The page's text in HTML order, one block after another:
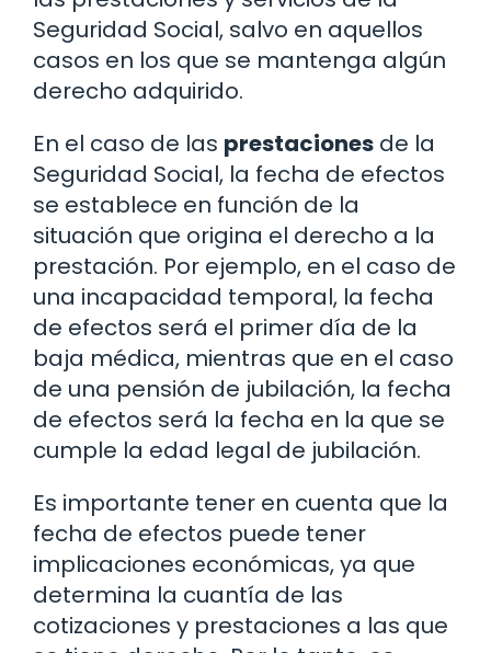
Seguridad Social, salvo en aquellos
casos en los que se mantenga algún
derecho adquirido.
En el caso de las prestaciones de la
Seguridad Social, la fecha de efectos
se establece en función de la
situación que origina el derecho a la
prestación. Por ejemplo, en el caso de
una incapacidad temporal, la fecha
de efectos será el primer día de la
baja médica, mientras que en el caso
de una pensión de jubilación, la fecha
de efectos será la fecha en la que se
cumple la edad legal de jubilación.
Es importante tener en cuenta que la
fecha de efectos puede tener
implicaciones económicas, ya que
determina la cuantía de las
cotizaciones y prestaciones a las que